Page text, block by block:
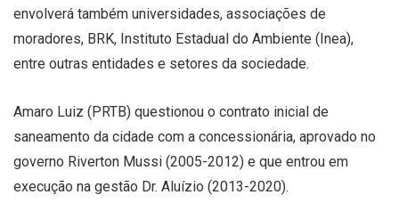
envolverá também universidades, associações de
moradores, BRK, Instituto Estadual do Ambiente (Inea),
entre outras entidades e setores da sociedade.
Amaro Luiz (PRTB) questionou o contrato inicial de
saneamento da cidade com a concessionária, aprovado no
governo Riverton Mussi (2005-2012) e que entrou em
execução na gestão Dr. Aluízio (2013-2020).